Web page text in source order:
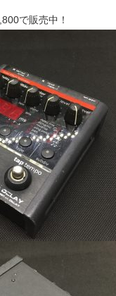
で販売中！